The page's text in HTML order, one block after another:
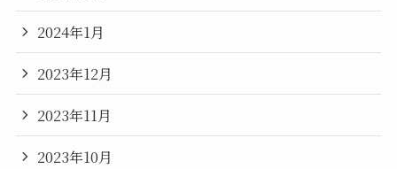
2024年1月
2023年12月
2023年11月
2023年10月